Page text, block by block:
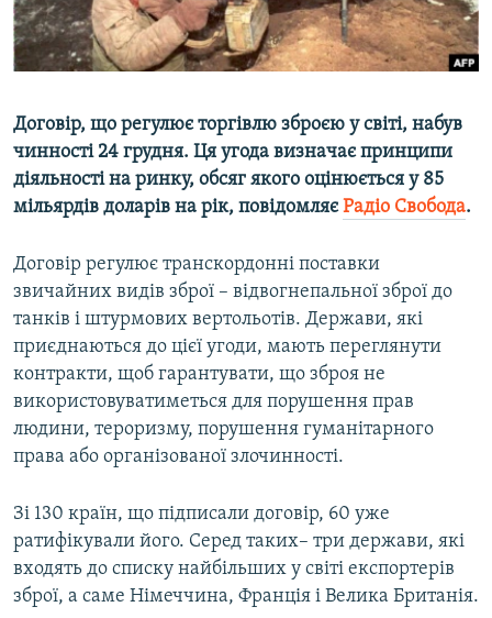
ВІДЕОУРОКИ «ELIFBE»
СВІДЧЕННЯ ОКУПАЦІЇ
ІНФОГРАФІКА
Русский
Qırımtatar
ДОЛУЧАЙСЯ!
Договір, що регулює торгівлю зброєю у світі, набув
чинності 24 грудня. Ця угода визначає принципи
діяльності на ринку, обсяг якого оцінюється у 85
мільярдів доларів на рік, повідомляєРадіо Свобода.
Договір регулює транскордонні поставки
звичайних видів зброї – відвогнепальної зброї до
танків і штурмових вертольотів. Держави, які
приєднаються до цієї угоди, мають переглянути
контракти, щоб гарантувати, що зброя не
використовуватиметься для порушення прав
людини, тероризму, порушення гуманітарного
права або організованої злочинності.
Зі 130 країн, що підписали договір, 60 уже
ратифікували його. Серед таких– три держави, які
входять до списку найбільших у світі експортерів
зброї, а саме Німеччина, Франція і Велика Британія.